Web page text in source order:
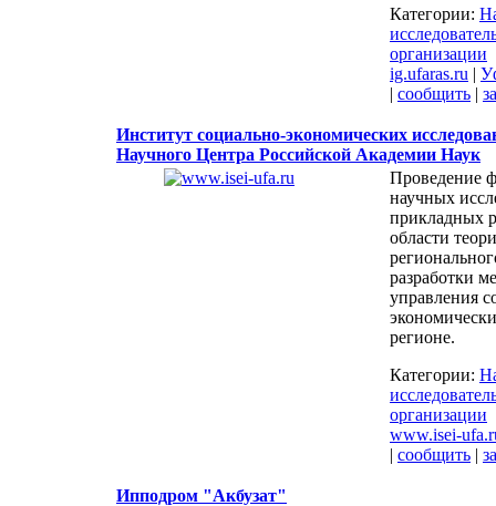
Категории:
организации
ig.ufaras.ru |
| сообщить |
Институт социально-экономических
Научного Центра Российской Академии Наук
Проведение
научных
прикладных
области
разработки
управления
регионе.
Категории:
организации
www.isei-
| сообщить |
Ипподром "Акбузат"